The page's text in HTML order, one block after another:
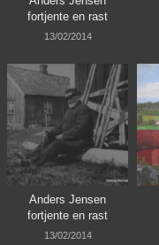
fortjente en rast
13/02/2014
Anders Jensen
fortjente en rast
13/02/2014